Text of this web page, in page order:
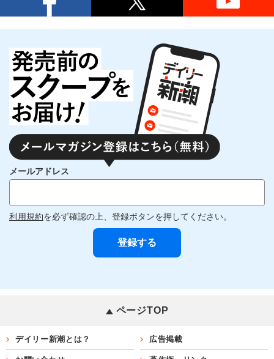
メールアドレス
利用規約を必ず確認の上、登録ボタンを押してください。
ページTOP
デイリー新潮とは？ 広告掲載